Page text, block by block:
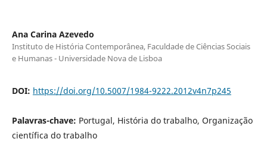
Ana Carina Azevedo
Instituto de História Contemporânea, Faculdade de Ciências Sociais
e Humanas - Universidade Nova de Lisboa
DOI: https://doi.org/10.5007/1984-9222.2012v4n7p245
Palavras-chave: Portugal, História do trabalho, Organização
científica do trabalho